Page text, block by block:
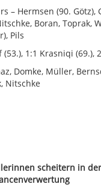
– Hermsen (90. Götz),
Boran, Toprak,
Pils
1:1 Krasniqi (69.),
Domke, Müller,
Nitschke
scheitern in